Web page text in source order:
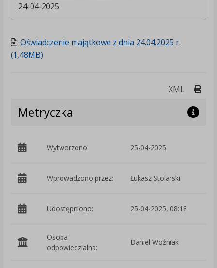
24-04-2025
Oświadczenie majątkowe z dnia 24.04.2025 r.
(1,48MB)
XML
Metryczka
Wytworzono: 25-04-2025
Wprowadzono przez: Łukasz Stolarski
Udostępniono: 25-04-2025, 08:18
Osoba
odpowiedzialna:
Daniel Woźniak